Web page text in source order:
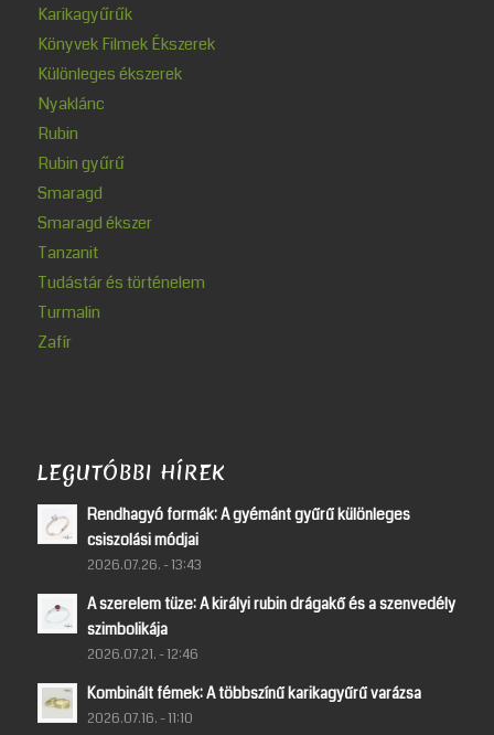
Karikagyűrűk
Könyvek Filmek Ékszerek
Különleges ékszerek
Nyaklánc
Rubin
Rubin gyűrű
Smaragd
Smaragd ékszer
Tanzanit
Tudástár és történelem
Turmalin
Zafír
LEGUTÓBBI HÍREK
Rendhagyó formák: A gyémánt gyűrű különleges
csiszolási módjai
2026.07.26. - 13:43
A szerelem tüze: A királyi rubin drágakő és a szenvedély
szimbolikája
2026.07.21. - 12:46
Kombinált fémek: A többszínű karikagyűrű varázsa
2026.07.16. - 11:10